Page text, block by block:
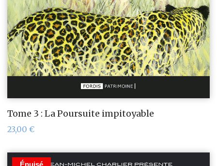
Tome 3 : La Poursuite impitoyable
23,00 €
Épuisé